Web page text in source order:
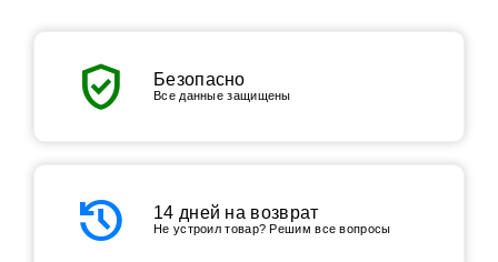
verified_user Безопасно
Все данные защищены
history 14 дней на возврат
Не устроил товар? Решим все вопросы